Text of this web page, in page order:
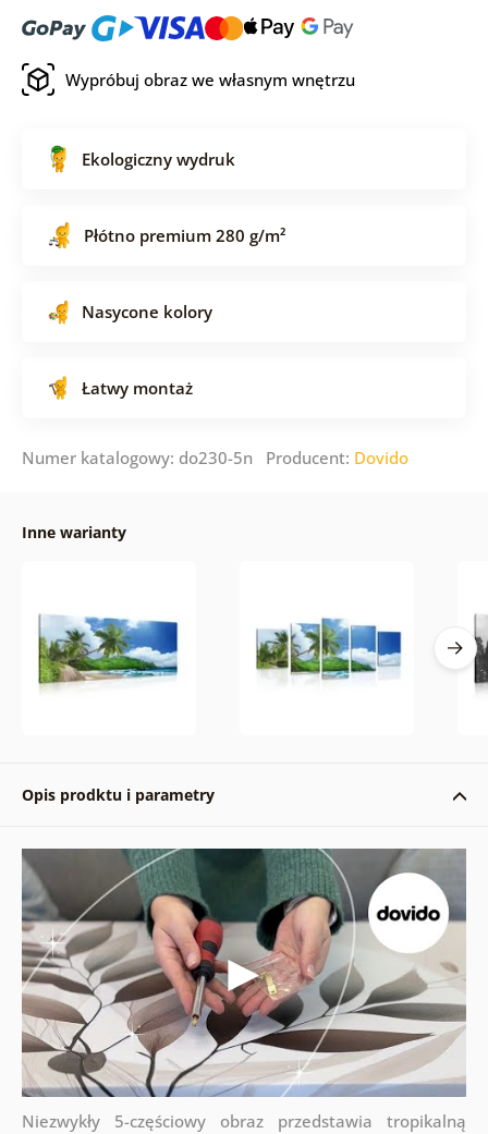
Wypróbuj obraz we własnym wnętrzu
Ekologiczny wydruk
Płótno premium 280 g/m²
Nasycone kolory
Łatwy montaż
Numer katalogowy: do230-5n Producent: Dovido
Inne warianty
Opis prodktu i parametry
Niezwykły 5-częściowy obraz przedstawia tropikalną